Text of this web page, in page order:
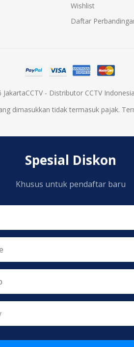
Wishlist
Daftar
- Distributor CCTV
dimasukkan tidak termasuk pajak.
Spesial Diskon
Khusus untuk pendaftar baru